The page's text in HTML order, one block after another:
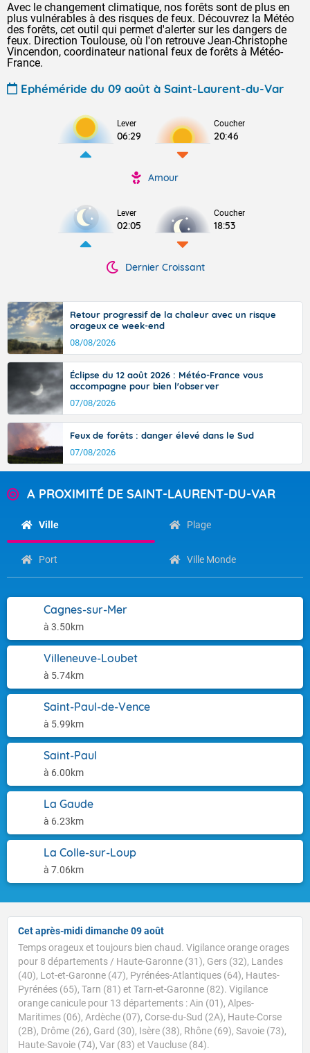
Avec le changement climatique, nos forêts sont de plus en
plus vulnérables à des risques de feux. Découvrez la Météo
des forêts, cet outil qui permet d'alerter sur les dangers de
feux. Direction Toulouse, où l'on retrouve Jean-Christophe
Vincendon, coordinateur national feux de forêts à Météo-
France.
Ephéméride du 09 août à Saint-Laurent-du-Var
Lever
06:29
Coucher
20:46
Amour
Lever
02:05
Coucher
18:53
Dernier Croissant
Retour progressif de la chaleur avec un risque
orageux ce week-end
08/08/2026
Éclipse du 12 août 2026 : Météo-France vous
accompagne pour bien l'observer
07/08/2026
Feux de forêts : danger élevé dans le Sud
07/08/2026
A PROXIMITÉ DE SAINT-LAURENT-DU-VAR
Ville Plage
Port Ville Monde
Cagnes-sur-Mer
à 3.50km
Villeneuve-Loubet
à 5.74km
Saint-Paul-de-Vence
à 5.99km
Saint-Paul
à 6.00km
La Gaude
à 6.23km
La Colle-sur-Loup
à 7.06km
Cet après-midi dimanche 09 août
Temps orageux et toujours bien chaud. Vigilance orange orages
pour 8 départements / Haute-Garonne (31), Gers (32), Landes
(40), Lot-et-Garonne (47), Pyrénées-Atlantiques (64), Hautes-
Pyrénées (65), Tarn (81) et Tarn-et-Garonne (82). Vigilance
orange canicule pour 13 départements : Ain (01), Alpes-
Maritimes (06), Ardèche (07), Corse-du-Sud (2A), Haute-Corse
(2B), Drôme (26), Gard (30), Isère (38), Rhône (69), Savoie (73),
Haute-Savoie (74), Var (83) et Vaucluse (84).